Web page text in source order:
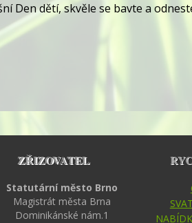
Den dětí, skvěle se bavte a
ZŘIZOVATEL
Statutární město Brno
Magistrát města Brna
Dominikánské nám.1